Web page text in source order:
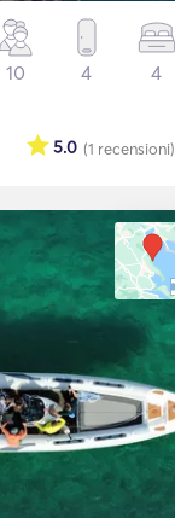
10 4 4
(1 recensioni)
5.0